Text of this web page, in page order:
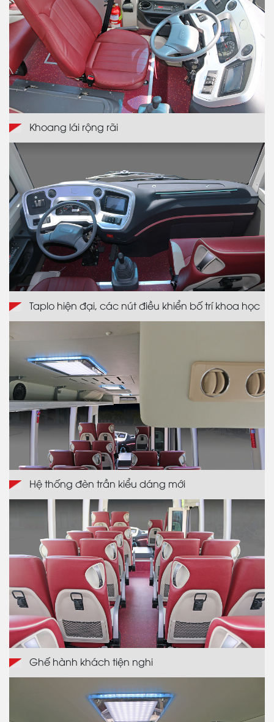
Khoang lái rộng rãi
Taplo hiện đại, các nút điều khiển bố trí khoa học
Hệ thống đèn trần kiểu dáng mới
Ghế hành khách tiện nghi